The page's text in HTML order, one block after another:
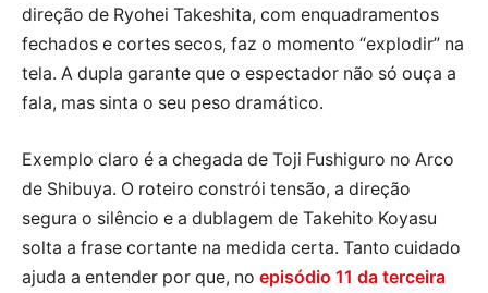
direção de Ryohei Takeshita, com enquadramentos
fechados e cortes secos, faz o momento “explodir” na
tela. A dupla garante que o espectador não só ouça a
fala, mas sinta o seu peso dramático.
Exemplo claro é a chegada de Toji Fushiguro no Arco
de Shibuya. O roteiro constrói tensão, a direção
segura o silêncio e a dublagem de Takehito Koyasu
solta a frase cortante na medida certa. Tanto cuidado
ajuda a entender por que, no episódio 11 da terceira